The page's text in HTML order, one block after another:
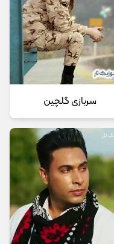
سربازی گلچین